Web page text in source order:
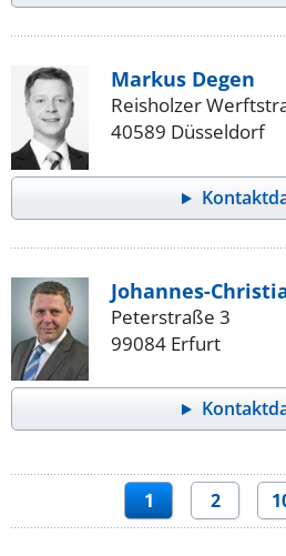
Markus Degen
Reisholzer
40589 Düsseldorf
Johannes-
Peterstraße 3
99084 Erfurt
1 2